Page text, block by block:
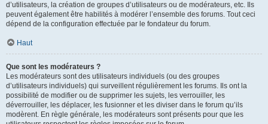
d’utilisateurs, la création de groupes d’utilisateurs ou de modérateurs, etc. Ils
peuvent également être habilités à modérer l’ensemble des forums. Tout ceci
dépend de la configuration effectuée par le fondateur du forum.
Haut
Que sont les modérateurs ?
Les modérateurs sont des utilisateurs individuels (ou des groupes
d’utilisateurs individuels) qui surveillent régulièrement les forums. Ils ont la
possibilité de modifier ou de supprimer les sujets, les verrouiller, les
déverrouiller, les déplacer, les fusionner et les diviser dans le forum qu’ils
modèrent. En règle générale, les modérateurs sont présents pour que les